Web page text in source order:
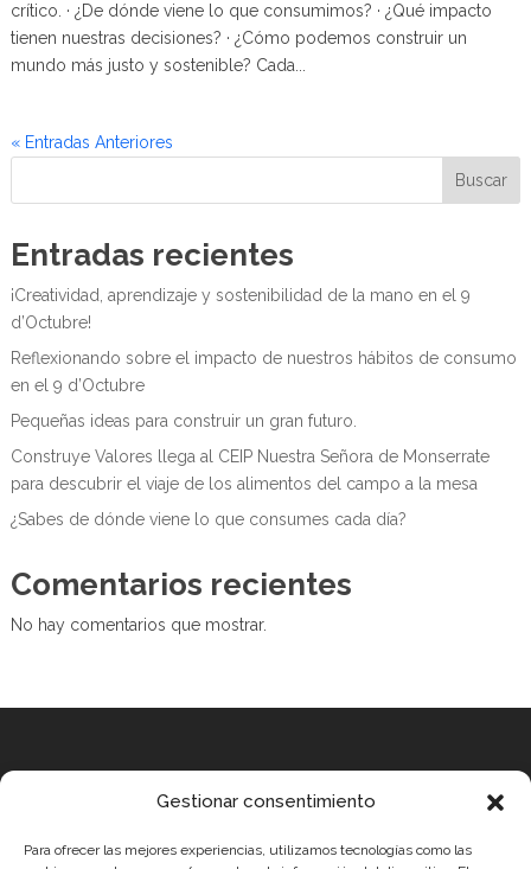
Gestionar consentimiento
Para ofrecer las mejores experiencias, utilizamos tecnologías como las
crítico. · ¿De dónde viene lo que consumimos? · ¿Qué impacto
tienen nuestras decisiones? · ¿Cómo podemos construir un
mundo más justo y sostenible? Cada...
« Entradas Anteriores
Buscar
Entradas recientes
¡Creatividad, aprendizaje y sostenibilidad de la mano en el 9
d’Octubre!
Reflexionando sobre el impacto de nuestros hábitos de consumo
en el 9 d’Octubre
Pequeñas ideas para construir un gran futuro.
Construye Valores llega al CEIP Nuestra Señora de Monserrate
para descubrir el viaje de los alimentos del campo a la mesa
¿Sabes de dónde viene lo que consumes cada día?
Comentarios recientes
No hay comentarios que mostrar.
Equipo